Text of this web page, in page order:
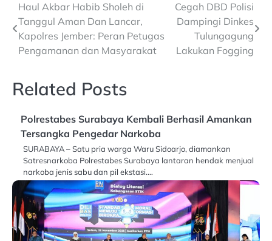
Post
navigation
Haul Akbar Habib Sholeh di
Tanggul Aman Dan Lancar,
Kapolres Jember: Peran Petugas
Pengamanan dan Masyarakat
Cegah DBD Polisi
Dampingi Dinkes
Tulungagung
Lakukan Fogging
Related Posts
Polrestabes Surabaya Kembali Berhasil Amankan
Tersangka Pengedar Narkoba
SURABAYA – Satu pria warga Waru Sidoarjo, diamankan
Satresnarkoba Polrestabes Surabaya lantaran hendak menjual
narkoba jenis sabu dan pil ekstasi.…